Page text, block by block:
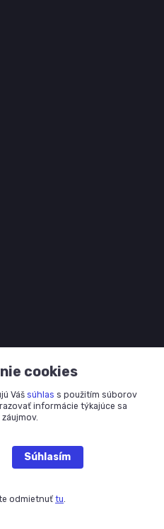
cookies
Váš súhlas s použitím súborov
informácie týkajúce sa
záujmov.
Súhlasím
odmietnuť tu.